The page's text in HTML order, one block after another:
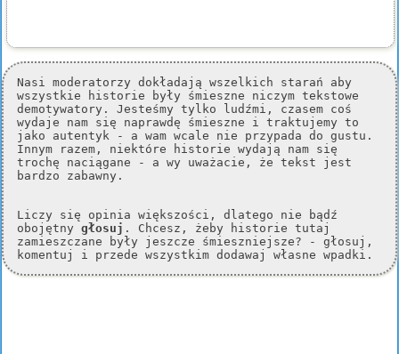
Nasi moderatorzy dokładają wszelkich starań aby
wszystkie historie były śmieszne niczym tekstowe
demotywatory. Jesteśmy tylko ludźmi, czasem coś
wydaje nam się naprawdę śmieszne i traktujemy to
jako autentyk - a wam wcale nie przypada do gustu.
Innym razem, niektóre historie wydają nam się
trochę naciągane - a wy uważacie, że tekst jest
bardzo zabawny.
Liczy się opinia większości, dlatego nie bądź
obojętny głosuj . Chcesz, żeby historie tutaj
zamieszczane były jeszcze śmieszniejsze? - głosuj,
komentuj i przede wszystkim dodawaj własne wpadki.